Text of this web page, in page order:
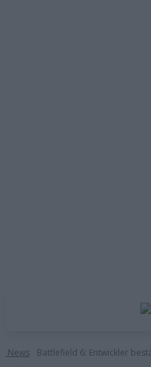
.News Battlefield 6: Entwickler